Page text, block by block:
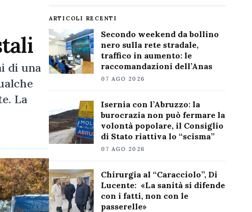
di una
La
ARTICOLI RECENTI
Secondo weekend da bollino
nero sulla rete stradale,
traffico in aumento: le
raccomandazioni dell’Anas
07 AGO 2026
Isernia con l’Abruzzo: la
burocrazia non può fermare la
volontà popolare, il Consiglio
di Stato riattiva lo “scisma”
07 AGO 2026
Chirurgia al “Caracciolo”, Di
Lucente: «La sanità si difende
con i fatti, non con le
passerelle»